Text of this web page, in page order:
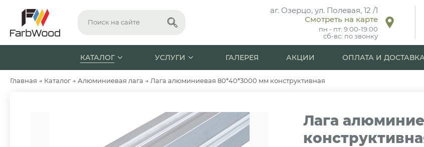
аг. Озерцо, ул. Полевая, 12 /1
Смотреть на карте
пн - пт: 9:00-19:00
сб-вс: по звонку
КАТАЛОГ УСЛУГИ ГАЛЕРЕЯ АКЦИИ ОПЛАТА И
Главная → Каталог → Алюминиевая лага → Лага алюминиевая 80*40*3000 мм конструктивная
Лага